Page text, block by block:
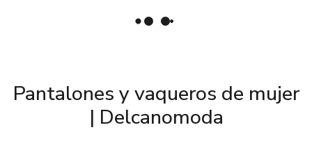
Pantalones y vaqueros de mujer
| Delcanomoda